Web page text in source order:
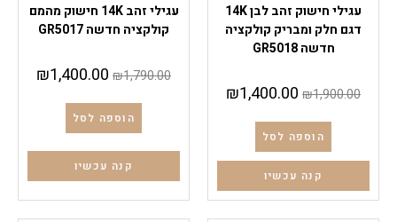
עגילי חישוק זהב לבן 14K
דגם חלק ומבריק קולקציה
חדשה GR5018
₪1,900.00
₪1,400.00
הוספה לסל
קנה עכשיו
עגילי זהב 14K חישוק מהמם
קולקציה חדשה GR5017
₪1,790.00
₪1,400.00
הוספה לסל
קנה עכשיו